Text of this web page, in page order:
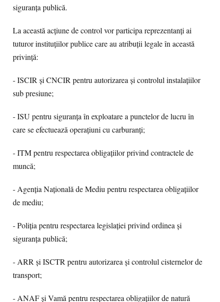
siguranța publică.
La această acțiune de control vor participa reprezentanți ai
tuturor instituțiilor publice care au atribuții legale în această
privință:
- ISCIR și CNCIR pentru autorizarea și controlul instalațiilor
sub presiune;
- ISU pentru siguranța în exploatare a punctelor de lucru în
care se efectuează operațiuni cu carburanți;
- ITM pentru respectarea obligațiilor privind contractele de
muncă;
- Agenția Națională de Mediu pentru respectarea obligațiilor
de mediu;
- Poliția pentru respectarea legislației privind ordinea și
siguranța publică;
- ARR și ISCTR pentru autorizarea și controlul cisternelor de
transport;
- ANAF și Vamă pentru respectarea obligațiilor de natură